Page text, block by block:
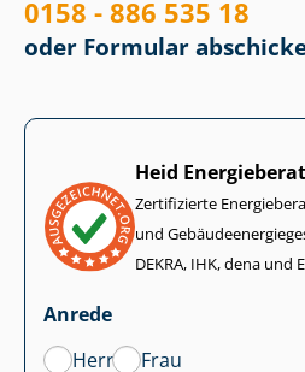
0158 - 886 535 18
oder Formular
Heid
Zertifizierte
und
DEKRA, IHK, dena und
Anrede
Herr
Frau